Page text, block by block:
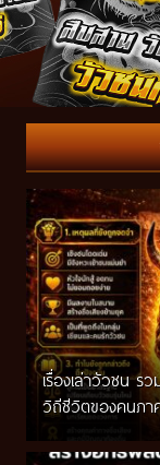
เรื่องเล่าวัวชน ร
วิถีชีวิตของคนภา